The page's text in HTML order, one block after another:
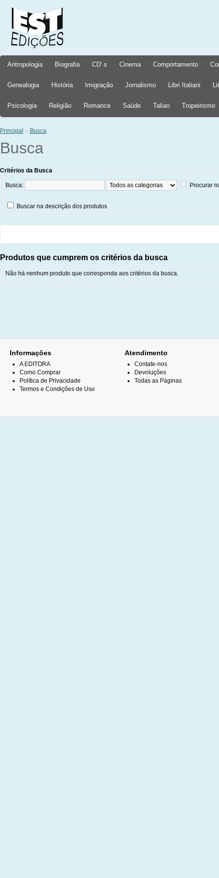
Antropologia Biografia CD' s Cinema Comportamento
Genealogia História Imigração Jornalismo Libri Italiani
Psicologia Religião Romance Saúde Talian Tropeirismo
Principal » Busca
Busca
Critérios da Busca
Busca: Procurar
Buscar na descrição dos produtos
Produtos que cumprem os critérios da busca
Não há nenhum produto que corresponda aos critérios da busca.
Informações
A EDITORA
Como Comprar
Política de Privacidade
Termos e Condições de Uso
Atendimento
Contate-nos
Devoluções
Todas as Páginas